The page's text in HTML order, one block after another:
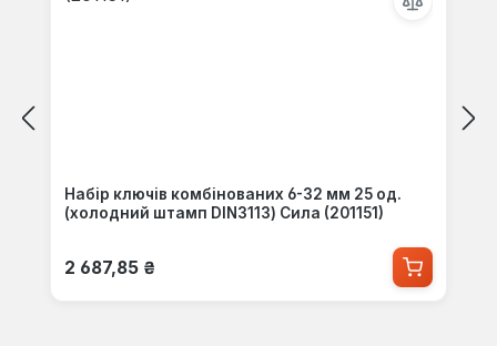
Набір ключів комбінованих 6-32 мм 25 од.
(холодний штамп DIN3113) Сила (201151)
Звичайна ціна:
2 687,85 ₴